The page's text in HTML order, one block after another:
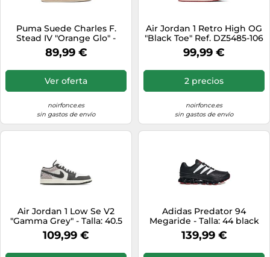
Puma Suede Charles F.
Stead IV "Orange Glo" -
Talla: 43 orange
89,99 €
Ver oferta
noirfonce.es
sin gastos de envío
Air Jordan 1 Retro High OG
"Black Toe" Ref. DZ5485-106
Color Multi Talla 40
99,99 €
2 precios
noirfonce.es
sin gastos de envío
Air Jordan 1 Low Se V2
"Gamma Grey" - Talla: 40.5
white
109,99 €
Adidas Predator 94
Megaride - Talla: 44 black
139,99 €